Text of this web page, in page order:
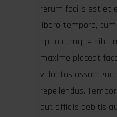
rerum facilis est et
libero tempore,
optio cumque nihil
maxime placeat
voluptas
repellendus.
aut officiis debitis